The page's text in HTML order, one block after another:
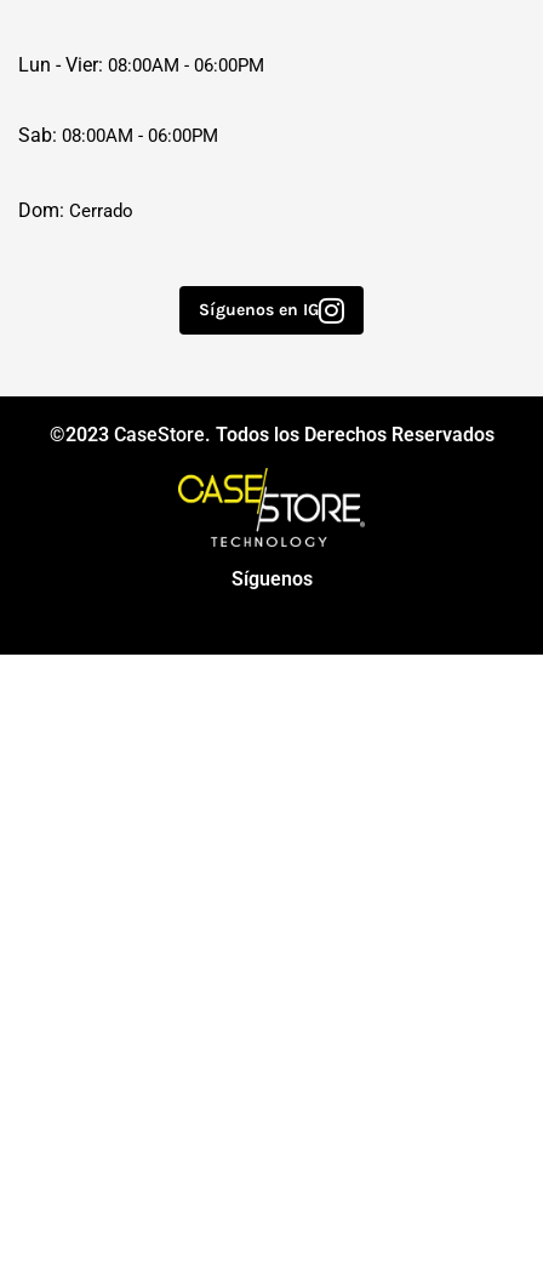
Lun - Vier: 08:00AM - 06:00PM
Sab: 08:00AM - 06:00PM
Dom: Cerrado
Síguenos en IG
©2023 CaseStore. Todos los Derechos Reservados
Síguenos